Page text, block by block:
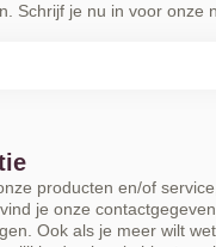
producten en/of
je onze
Ook als je meer wilt
Schrijf je nu in voor onze